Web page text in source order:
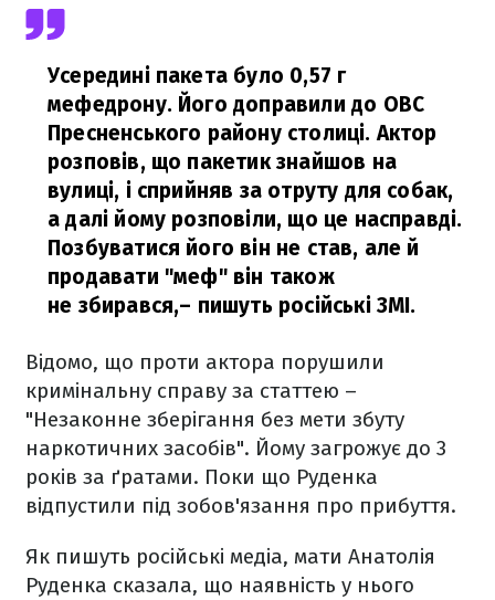
Усередині пакета було 0,57 г
мефедрону. Його доправили до ОВС
Пресненського району столиці. Актор
розповів, що пакетик знайшов на
вулиці, і сприйняв за отруту для собак,
а далі йому розповіли, що це насправді.
Позбуватися його він не став, але й
продавати "меф" він також
не збирався,– пишуть російські ЗМІ.
Відомо, що проти актора порушили
кримінальну справу за статтею –
"Незаконне зберігання без мети збуту
наркотичних засобів". Йому загрожує до 3
років за ґратами. Поки що Руденка
відпустили під зобов'язання про прибуття.
Як пишуть російські медіа, мати Анатолія
Руденка сказала, що наявність у нього